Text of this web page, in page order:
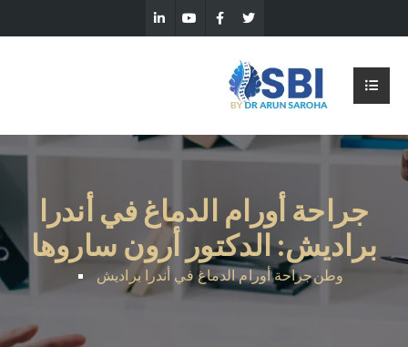
جراحة أورام الدماغ في أندرا
براديش: الدكتور أرون ساروها
وطنجراحة أورام الدماغ في أندرا براديش